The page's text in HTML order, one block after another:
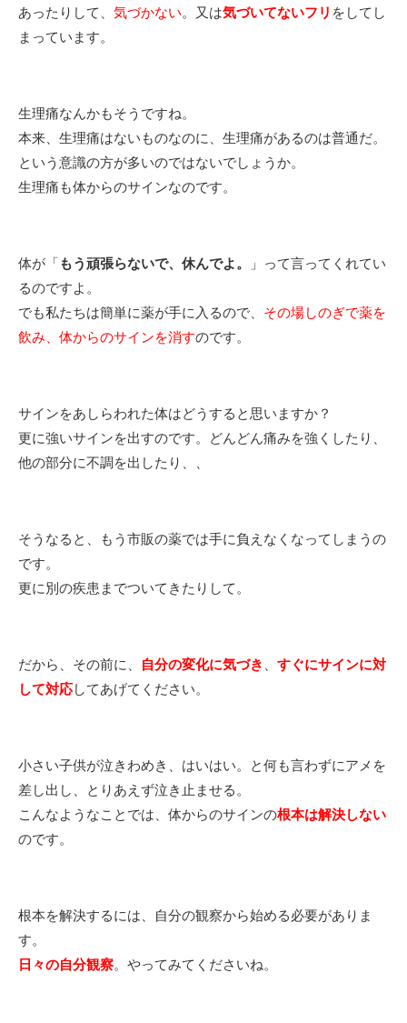
あったりして、 気づかない。又は気づいてないフリ をしてし
まっています。
生理痛なんかもそうですね。
本来、生理痛はないものなのに、生理痛があるのは普通だ。
という意識の方が多いのではないでしょうか。
生理痛も体からのサインなのです。
体が「もう頑張らないで、休んでよ。
」って言ってくれてい
るのですよ。
でも私たちは簡単に薬が手に入るので、 その場しのぎで薬を
飲み、体からのサインを消すのです。
サインをあしらわれた体はどうすると思いますか？
更に強いサインを出すのです。どんどん痛みを強くしたり、
他の部分に不調を出したり、、
そうなると、もう市販の薬では手に負えなくなってしまうの
です。
更に別の疾患までついてきたりして。
だから、その前に、 自分の変化に気づき
すぐにサインに対
して対応してあげてください。
小さい子供が泣きわめき、はいはい。と何も言わずにアメを
差し出し、とりあえず泣き止ませる。
こんなようなことでは、体からのサインの根本は解決しない
のです。
根本を解決するには、自分の観察から始める必要がありま
す。
日々の自分観察。やってみてくださいね。